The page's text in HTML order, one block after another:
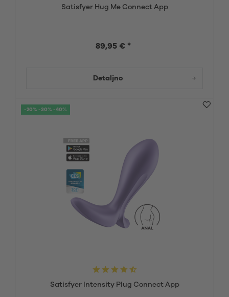
Satisfyer Hug Me Connect App
89,95 € *
Detaljno
-20% -30% -40%
Satisfyer Intensity Plug Connect App